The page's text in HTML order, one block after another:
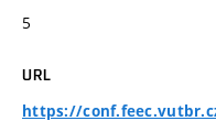
5
URL
https://